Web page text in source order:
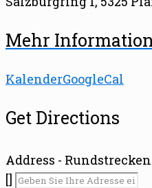
Mehr
KalenderGoogleCal
Get Directions
Address -
[]